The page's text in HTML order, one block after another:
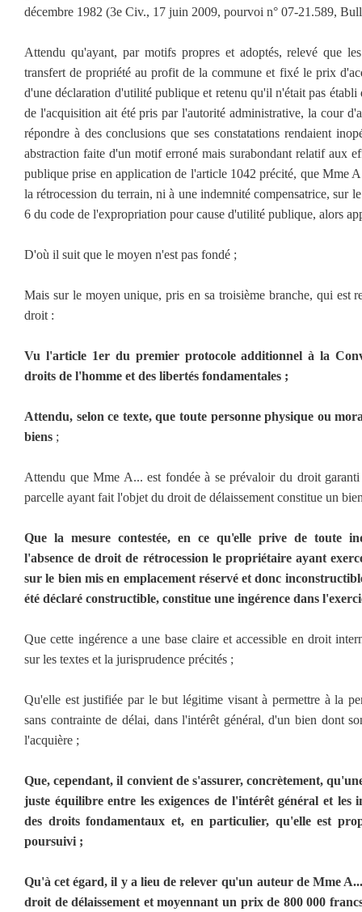
décembre 1982 (3e Civ., 17 juin 2009, pourvoi n° 07-21.589,
Attendu qu'ayant, par motifs propres et adoptés, relevé que
transfert de propriété au profit de la commune et fixé le prix
d'une déclaration d'utilité publique et retenu qu'il n'était pas
de l'acquisition ait été pris par l'autorité administrative, la cour
répondre à des conclusions que ses constatations rendaient
abstraction faite d'un motif erroné mais surabondant relatif aux
publique prise en application de l'article 1042 précité, que Mme
la rétrocession du terrain, ni à une indemnité compensatrice, sur
6 du code de l'expropriation pour cause d'utilité publique, alors
D'où il suit que le moyen n'est pas fondé ;
Mais sur le moyen unique, pris en sa troisième branche, qui est
droit :
Vu l'article 1er du premier protocole additionnel à la
droits de l'homme et des libertés fondamentales ;
Attendu, selon ce texte, que toute personne physique ou
biens ;
Attendu que Mme A... est fondée à se prévaloir du droit
parcelle ayant fait l'objet du droit de délaissement constitue un
Que la mesure contestée, en ce qu'elle prive de toute
l'absence de droit de rétrocession le propriétaire ayant
sur le bien mis en emplacement réservé et donc
été déclaré constructible, constitue une ingérence dans
Que cette ingérence a une base claire et accessible en droit
sur les textes et la jurisprudence précités ;
Qu'elle est justifiée par le but légitime visant à permettre à la
sans contrainte de délai, dans l'intérêt général, d'un bien dont
l'acquière ;
Que, cependant, il convient de s'assurer, concrètement,
juste équilibre entre les exigences de l'intérêt général et les
des droits fondamentaux et, en particulier, qu'elle est
poursuivi ;
Qu'à cet égard, il y a lieu de relever qu'un auteur de Mme
droit de délaissement et moyennant un prix de 800 000